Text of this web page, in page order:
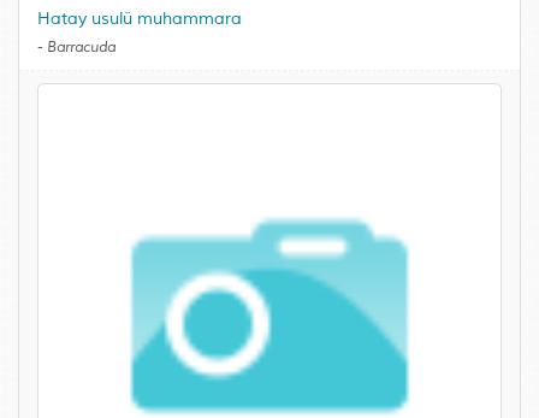
Hatay usulü muhammara
- Barracuda